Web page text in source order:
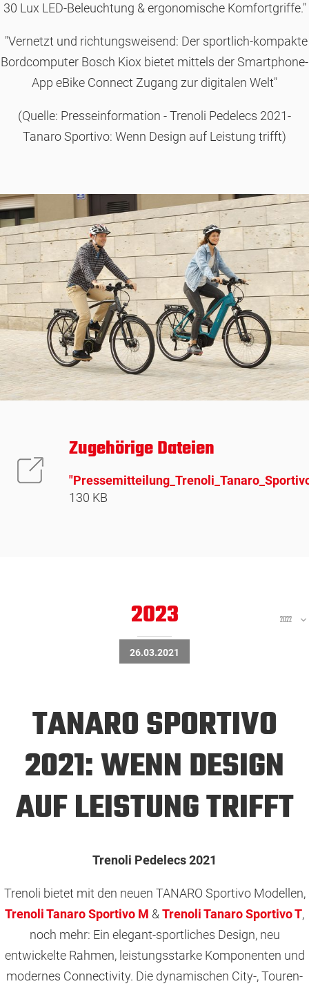
30 Lux LED-Beleuchtung & ergonomische Komfortgriffe."
"Vernetzt und richtungsweisend: Der sportlich-kompakte
Bordcomputer Bosch Kiox bietet mittels der Smartphone-
App eBike Connect Zugang zur digitalen Welt"
(Quelle: Presseinformation - Trenoli Pedelecs 2021-
Tanaro Sportivo: Wenn Design auf Leistung trifft)
Zugehörige Dateien
130 KB
2023 2022
26.03.2021
TANARO SPORTIVO
2021: WENN DESIGN
AUF LEISTUNG TRIFFT
Trenoli Pedelecs 2021
Trenoli bietet mit den neuen TANARO Sportivo Modellen,
Trenoli Tanaro Sportivo M &Trenoli Tanaro Sportivo T,
noch mehr: Ein elegant-sportliches Design, neu
entwickelte Rahmen, leistungsstarke Komponenten und
modernes Connectivity. Die dynamischen City-, Touren-